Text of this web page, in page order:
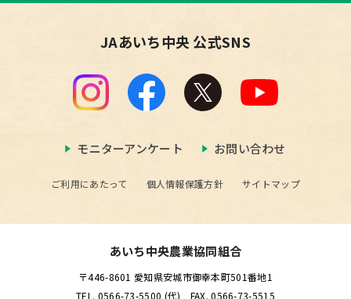
JAあいち中央 公式SNS
モニターアンケート お問い合わせ
ご利用にあたって 個人情報保護方針 サイトマップ
あいち中央農業協同組合
〒446-8601 愛知県安城市御幸本町501番地1
TEL. 0566-73-5500 (代) FAX. 0566-73-5515